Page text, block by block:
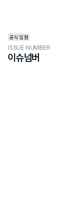
공식 입점
ISSUE NUMBER
이슈넘버